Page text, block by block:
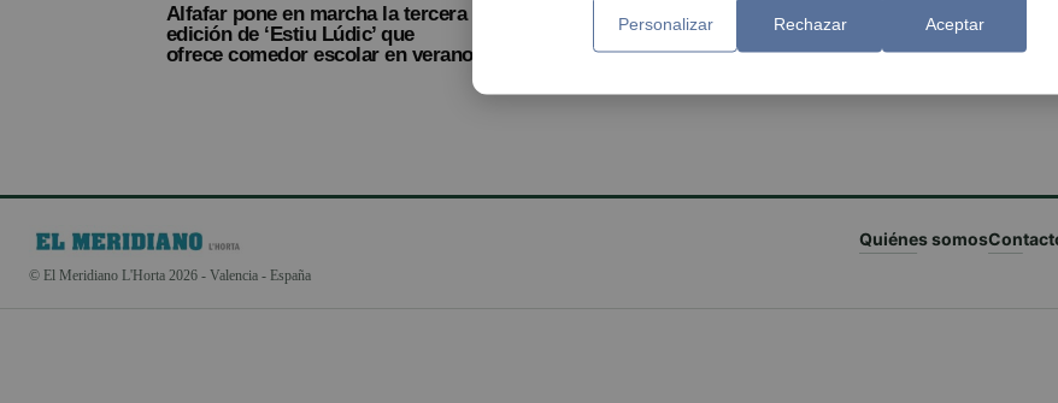
Alfafar pone en marcha la tercera
edición de ‘Estiu Lúdic’ que
ofrece comedor escolar en verano
© El Meridiano L'Horta 2026 - Valencia - España
Quiénes somos
Personalizar Rechazar Aceptar